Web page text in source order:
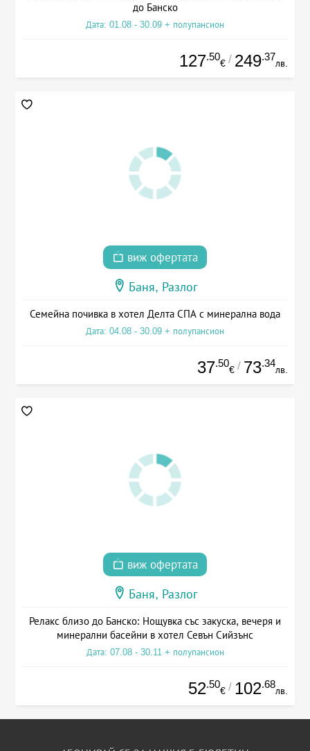
до Банско
Дата: 01.08 - 30.09 + полупансион
127.50
€ / 249.37
лв.
виж офертата
Баня, Разлог
Семейна почивка в хотел Делта СПА с минерална вода
Дата: 04.08 - 30.09 + полупансион
37.50
€ / 73.34
лв.
виж офертата
Баня, Разлог
Релакс близо до Банско: Нощувка със закуска, вечеря и
минерални басейни в хотел Севън Сийзънс
Дата: 07.08 - 30.11 + полупансион
52.50
€ / 102.68
лв.